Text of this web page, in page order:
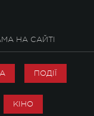
НА САЙТІ
ПОДІЇ
КІНО